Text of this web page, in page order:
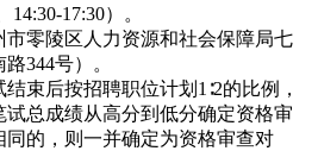
14:30-17:30）。
市零陵区人力资源和社会保障局七
344号）。
束后按招聘职位计划1∶2的比例，
总成绩从高分到低分确定资格审
的，则一并确定为资格审查对